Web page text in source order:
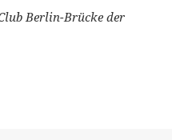
Berlin-Brücke der